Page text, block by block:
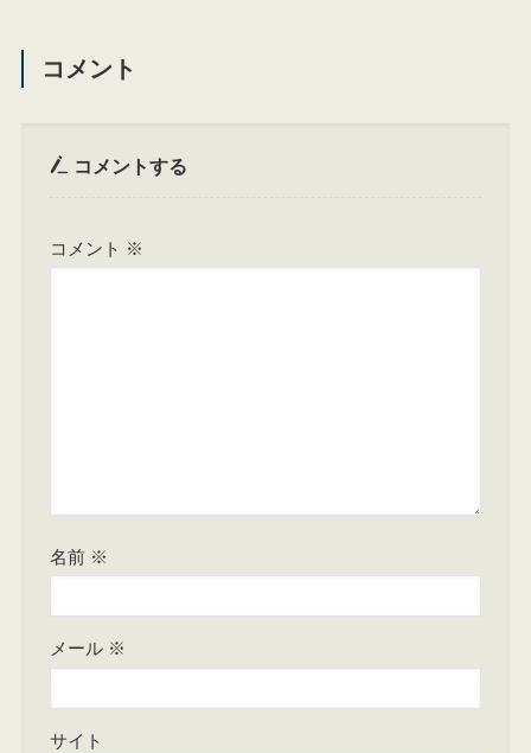
コメント
コメントする
コメント ※
名前 ※
メール ※
サイト